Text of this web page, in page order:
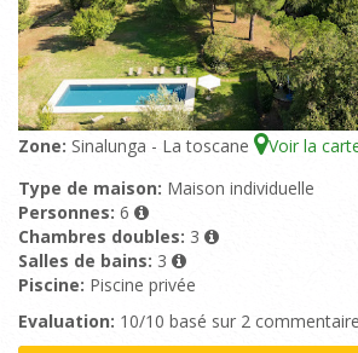
Zone: Sinalunga - La toscane Voir la
Type de maison: Maison individuelle
Personnes: 6
Chambres doubles: 3
Salles de bains: 3
Piscine: Piscine privée
Evaluation: 10/10 basé sur 2